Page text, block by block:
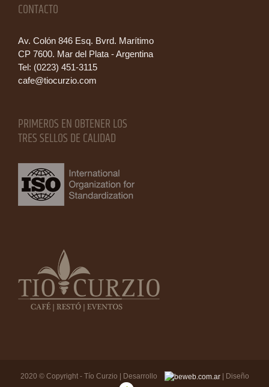
CONTACTO
Av. Colón 846 Esq. Bvrd. Marítimo
CP 7600. Mar del Plata - Argentina
Tel: (0223) 451-3115
cafe@tiocurzio.com
PRIMEROS EN OBTENER LOS
TRES SELLOS DE CALIDAD
2020 © Copyright - Tío Curzio | Desarrollo | Diseño